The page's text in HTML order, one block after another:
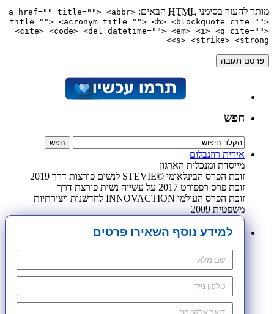
מותר להעזר בסימני HTML הבאים:
<a href="" title=""> <abbr
title=""> <acronym title=""> <b> <blockquote cite="">
<cite> <code> <del datetime=""> <em> <i> <q cite="">
<s> <strike> <strong>
חפש
אירית רוזנבלום
מייסדת ומנכלית הארגון
זוכת הפרס הבינלאומי ©STEVIE לנשים פורצות דרך 2019
זוכת פרס רפפורט 2017 על עשייה נשית פורצת דרך
זוכת הפרס העולמי INNOVACTION לחדשנות ויצירתיות
משפטית 2009
למידע נוסף השאירו פרטים